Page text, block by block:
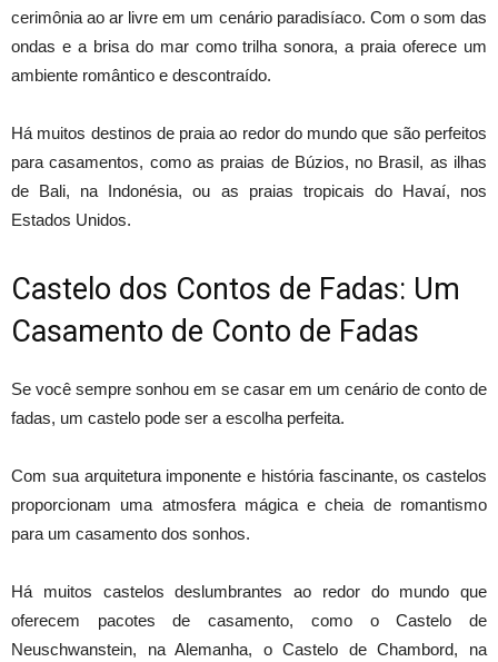
cerimônia ao ar livre em um cenário paradisíaco. Com o som das
ondas e a brisa do mar como trilha sonora, a praia oferece um
ambiente romântico e descontraído.
Há muitos destinos de praia ao redor do mundo que são perfeitos
para casamentos, como as praias de Búzios, no Brasil, as ilhas
de Bali, na Indonésia, ou as praias tropicais do Havaí, nos
Estados Unidos.
Castelo dos Contos de Fadas: Um
Casamento de Conto de Fadas
Se você sempre sonhou em se casar em um cenário de conto de
fadas, um castelo pode ser a escolha perfeita.
Com sua arquitetura imponente e história fascinante, os castelos
proporcionam uma atmosfera mágica e cheia de romantismo
para um casamento dos sonhos.
Há muitos castelos deslumbrantes ao redor do mundo que
oferecem pacotes de casamento, como o Castelo de
Neuschwanstein, na Alemanha, o Castelo de Chambord, na